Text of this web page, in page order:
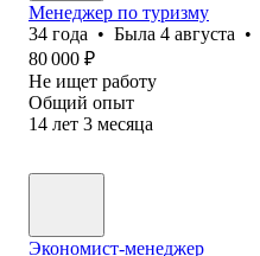
Менеджер по туризму
34 года • Была 4 августа •
80 000 ₽
Не ищет работу
Общий опыт
14 лет 3 месяца
Экономист-менеджер